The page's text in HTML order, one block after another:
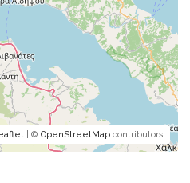
| © OpenStreetMap contributors